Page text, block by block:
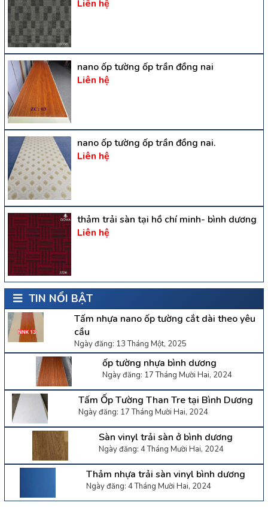
Liên hệ
nano ốp tường ốp trần đồng nai
Liên hệ
nano ốp tường ốp trần đồng nai.
Liên hệ
thảm trải sàn tại hồ chí minh- bình dương
Liên hệ
TIN NỔI BẬT
Tấm nhựa nano ốp tường cắt dài theo yêu
cầu
Ngày đăng: 13 Tháng Một, 2025
ốp tường nhựa bình dương
Ngày đăng: 17 Tháng Mười Hai, 2024
Tấm Ốp Tường Than Tre tại Bình Dương
Ngày đăng: 17 Tháng Mười Hai, 2024
Sàn vinyl trải sàn ở bình dương
Ngày đăng: 4 Tháng Mười Hai, 2024
Thảm nhựa trải sàn vinyl bình dương
Ngày đăng: 4 Tháng Mười Hai, 2024